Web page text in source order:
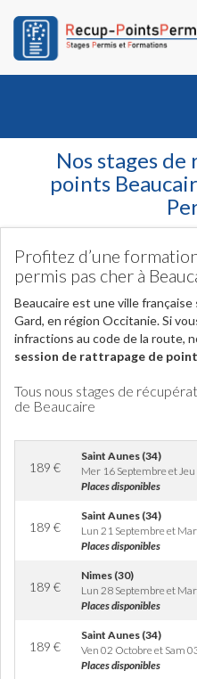
Nos stages
points
Profitez d’une
permis pas cher à
Beaucaire est une ville
Gard, en région Occitanie. Si
infractions au code de la route,
session de rattrapage de
Tous nous stages de
de Beaucaire
189 €
Saint Aunes (34)
Mer 16 Septembre et
Places disponibles
189 €
Saint Aunes (34)
Lun 21 Septembre et
Places disponibles
189 €
Nimes (30)
Lun 28 Septembre et
Places disponibles
189 €
Saint Aunes (34)
Ven 02 Octobre et Sam
Places disponibles